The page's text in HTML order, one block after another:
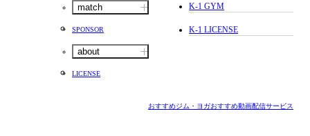
match
SPONSOR
about
LICENSE
K-1 GYM
K-1 LICENSE
おすすめジム・ヨガおすすめ動画配信サービス